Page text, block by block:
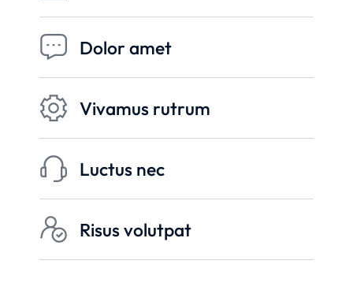
Dolor amet
Vivamus rutrum
Luctus nec
Risus volutpat